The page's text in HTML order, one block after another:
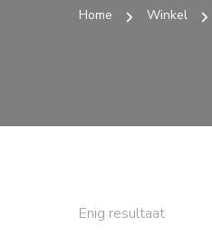
Home Winkel
Enig resultaat